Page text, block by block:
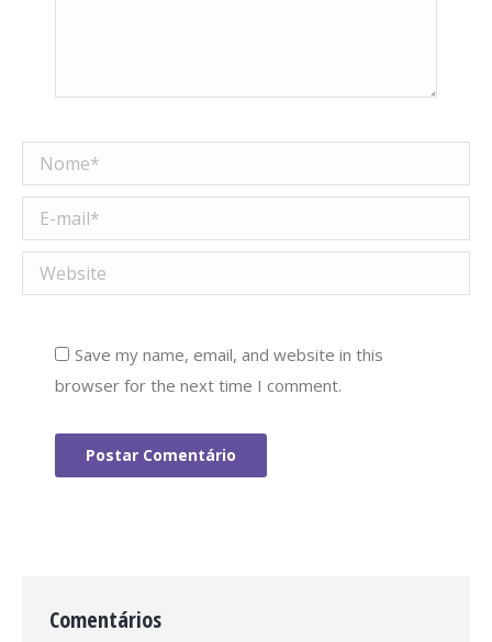
Nome *
E-mail *
Website
Save my name, email, and website in this
browser for the next time I comment.
Postar Comentário
Comentários